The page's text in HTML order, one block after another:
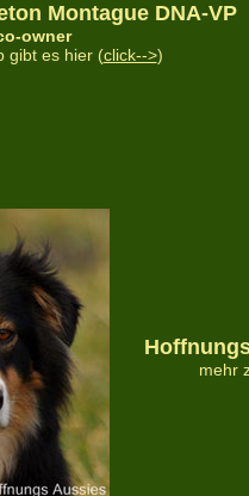
Montague DNA-VP
owner
gibt es hier (click-->)
mehr